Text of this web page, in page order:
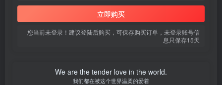
立即购买
您当前未登录！建议登陆后购买，可保存购买订单，未登录账号信
息只保存15天
We are the tender love in the world.
我们都在被这个世界温柔的爱着